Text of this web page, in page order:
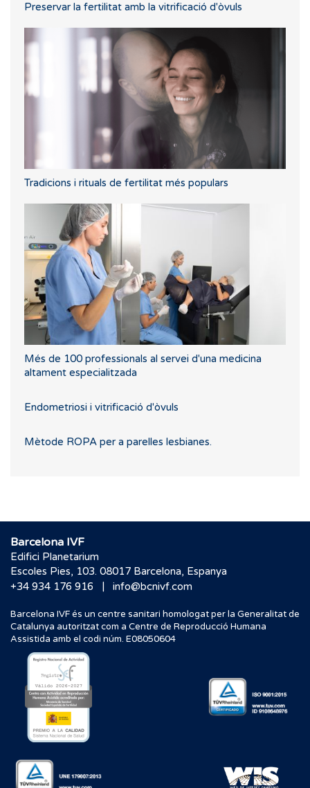
Preservar la fertilitat amb la vitrificació d'òvuls
Tradicions i rituals de fertilitat més populars
Més de 100 professionals al servei d'una medicina
altament especialitzada
Endometriosi i vitrificació d'òvuls
Mètode ROPA per a parelles lesbianes.
Barcelona IVF
Edifici Planetarium
Escoles Pies, 103. 08017 Barcelona, Espanya
+34 934 176 916
| info@bcnivf.com
Barcelona IVF és un centre sanitari homologat per la Generalitat de
Catalunya autoritzat com a Centre de Reproducció Humana
Assistida amb el codi núm. E08050604